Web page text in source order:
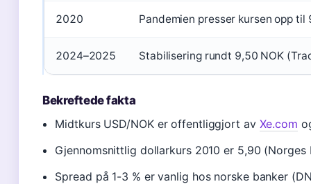
2020 Pandemien presser kursen opp til
2024–2025 Stabilisering rundt 9,50 NOK
Bekreftede fakta
Midtkurs USD/NOK er offentliggjort av Xe.com
Gjennomsnittlig dollarkurs 2010 er 5,90 (Norges
Spread på 1-3 % er vanlig hos norske banker